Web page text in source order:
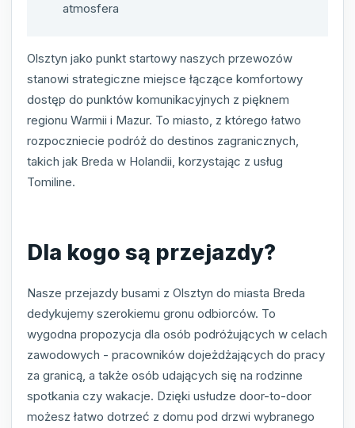
atmosfera
Olsztyn jako punkt startowy naszych przewozów
stanowi strategiczne miejsce łączące komfortowy
dostęp do punktów komunikacyjnych z pięknem
regionu Warmii i Mazur. To miasto, z którego łatwo
rozpoczniecie podróż do destinos zagranicznych,
takich jak Breda w Holandii, korzystając z usług
Tomiline.
Dla kogo są przejazdy?
Nasze przejazdy busami z Olsztyn do miasta Breda
dedykujemy szerokiemu gronu odbiorców. To
wygodna propozycja dla osób podróżujących w celach
zawodowych - pracowników dojeżdżających do pracy
za granicą, a także osób udających się na rodzinne
spotkania czy wakacje. Dzięki usłudze door-to-door
możesz łatwo dotrzeć z domu pod drzwi wybranego